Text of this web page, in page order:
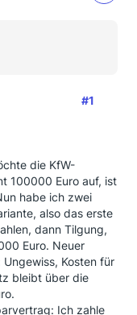
#1
die KfW-
100000 Euro auf, ist
habe ich zwei
also das erste
dann Tilgung,
Euro. Neuer
Kosten für
bleibt über die
Ich zahle